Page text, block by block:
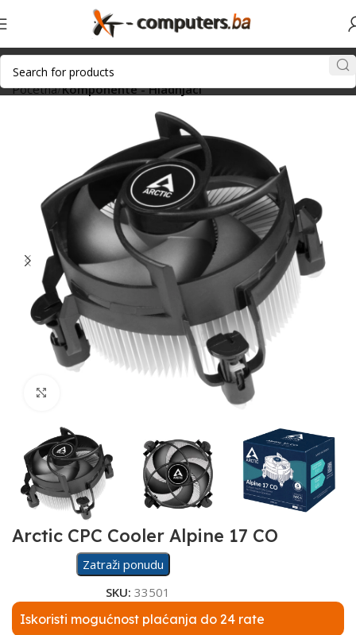
Početna Komponente - Hladnjaci
Arctic CPC Cooler Alpine 17 CO
Zatraži ponudu
SKU: 33501
Iskoristi mogućnost plaćanja do 24 rate